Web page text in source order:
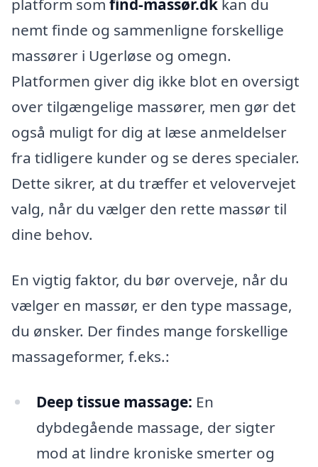
platform som find-massør.dk kan du
nemt finde og sammenligne forskellige
massører i Ugerløse og omegn.
Platformen giver dig ikke blot en oversigt
over tilgængelige massører, men gør det
også muligt for dig at læse anmeldelser
fra tidligere kunder og se deres specialer.
Dette sikrer, at du træffer et velovervejet
valg, når du vælger den rette massør til
dine behov.
En vigtig faktor, du bør overveje, når du
vælger en massør, er den type massage,
du ønsker. Der findes mange forskellige
massageformer, f.eks.:
Deep tissue massage: En
dybdegående massage, der sigter
mod at lindre kroniske smerter og